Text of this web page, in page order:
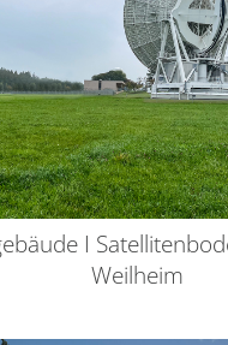
I
Weilheim